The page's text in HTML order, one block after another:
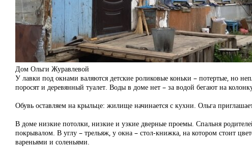
Дом Ольги Журавлевой
У лавки под окнами валяются детские роликовые коньки – потертые, но
поросят и деревянный туалет. Воды в доме нет – за водой бегают на
Обувь оставляем на крыльце: жилище начинается с кухни. Ольга
В доме низкие потолки, низкие и узкие дверные проемы. Спальня
покрывалом. В углу – трельяж, у окна – стол-книжка, на котором стоит
вареньями и соленьями.